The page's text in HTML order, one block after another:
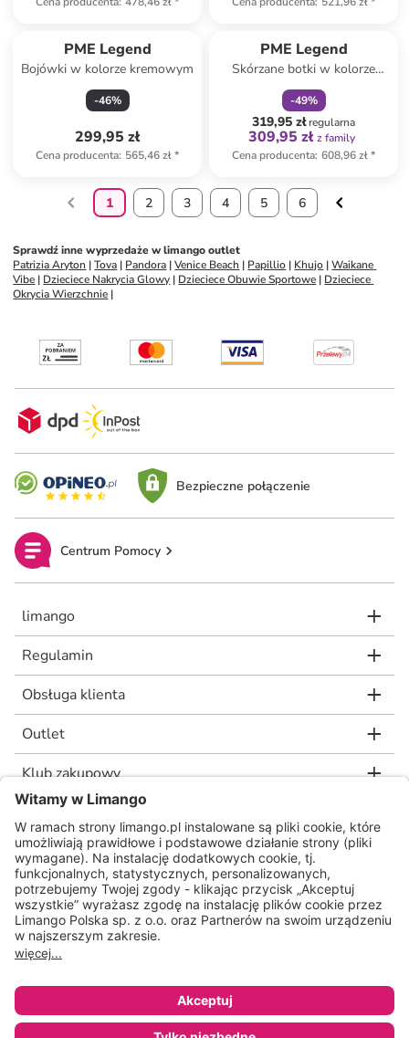
PME Legend
Bojówki w kolorze kremowym
-46%
299,95 zł
Cena producenta: 565,46 zł*
PME Legend
Skórzane botki w kolorze
czarnym
-49%
319,95 złregularna
309,95 zł z family
Cena producenta: 608,96 zł*
1 2 3 4 5 6
Sprawdź inne wyprzedaże w limango outlet
Patrizia Aryton | Tova | Pandora | Venice Beach | Papillio | Khujo | Waikane
Vibe | Dzieciece Nakrycia Glowy | Dzieciece Obuwie Sportowe | Dzieciece
Okrycia Wierzchnie |
Bezpieczne połączenie
Centrum Pomocy
limango
Regulamin
Obsługa klienta
Outlet
Klub zakupowy
limango.de limango.nl
* Rekomendowana, niewiążąca cena detaliczna producenta, jaką wskazał nam